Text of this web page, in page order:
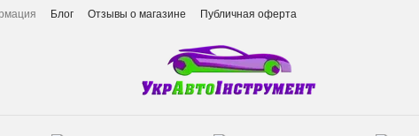
Блог Отзывы о магазине Публичная оферта